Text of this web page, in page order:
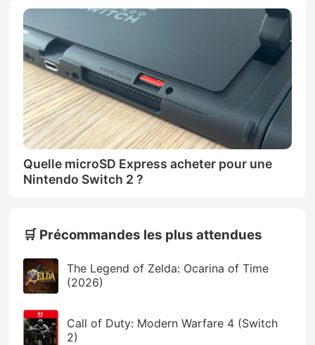
Quelle microSD Express acheter pour une
Nintendo Switch 2 ?
🛒 Précommandes les plus attendues
The Legend of Zelda: Ocarina of Time
(2026)
Call of Duty: Modern Warfare 4 (Switch
2)